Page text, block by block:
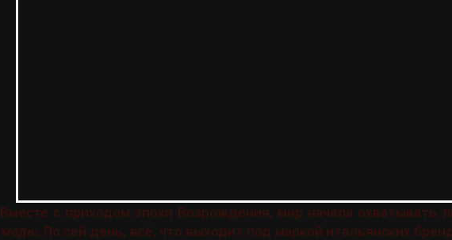
Вместе с приходом эпохи Возрождения, мир начала охватывать
моды. По сей день, всё, что выходит под маркой итальянских